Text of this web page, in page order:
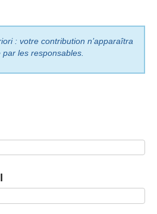
: votre contribution n’apparaîtra
les responsables.